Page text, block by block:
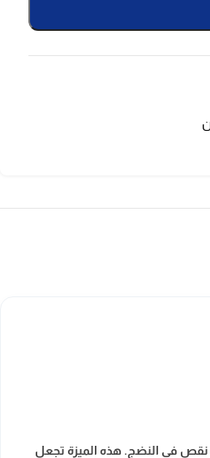
أو نقص في النضج. هذه الميزة تجعل